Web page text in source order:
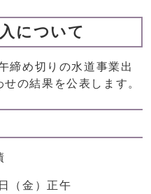
について
締め切りの水道事業出
の結果を公表します。
（金）正午